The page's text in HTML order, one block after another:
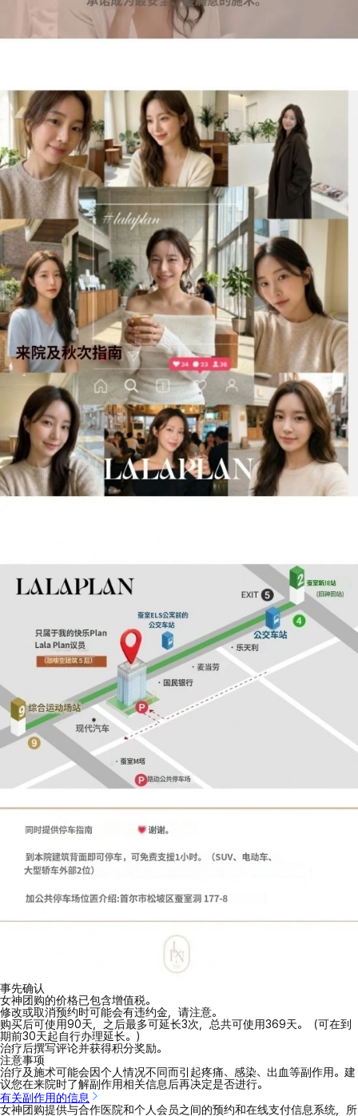
事先确认
女神团购的价格已包含增值税。
修改或取消预约时可能会有违约金，请注意。
购买后可使用90天，之后最多可延长3次，总共可使用369天。（可在到
期前30天起自行办理延长。）
治疗后撰写评论并获得积分奖励。
注意事项
治疗及施术可能会因个人情况不同而引起疼痛、感染、出血等副作用。建
议您在来院时了解副作用相关信息后再决定是否进行。
有关副作用的信息
女神团购提供与合作医院和个人会员之间的预约和在线支付信息系统，所